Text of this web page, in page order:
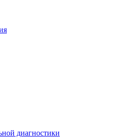
диагностики